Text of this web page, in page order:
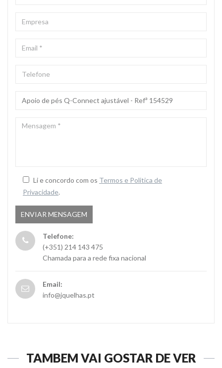
Li e concordo com os Termos e Politica de
Privacidade.
Telefone:
(+351) 214 143 475
Chamada para a rede fixa nacional
Email:
info@jquelhas.pt
TAMBÉM VAI GOSTAR DE VER